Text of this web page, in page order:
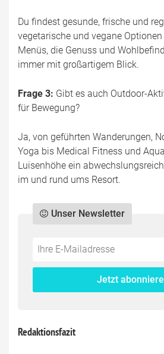
Du findest gesunde, frische und
vegetarische und vegane
Menüs, die Genuss und
immer mit großartigem Blick.
Frage 3: Gibt es auch Outdoor-
für Bewegung?
Ja, von geführten Wanderungen,
Yoga bis Medical Fitness und
Luisenhöhe ein
im und rund ums Resort.
Do
Unser Newsletter
*Ihre
Jetzt
Redaktionsfazit